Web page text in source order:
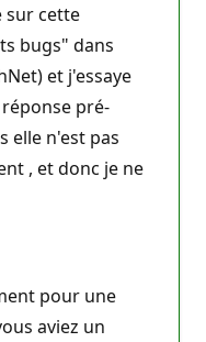
sur cette
bugs" dans
et j'essaye
pré-
elle n'est pas
, et donc je ne
pour une
aviez un